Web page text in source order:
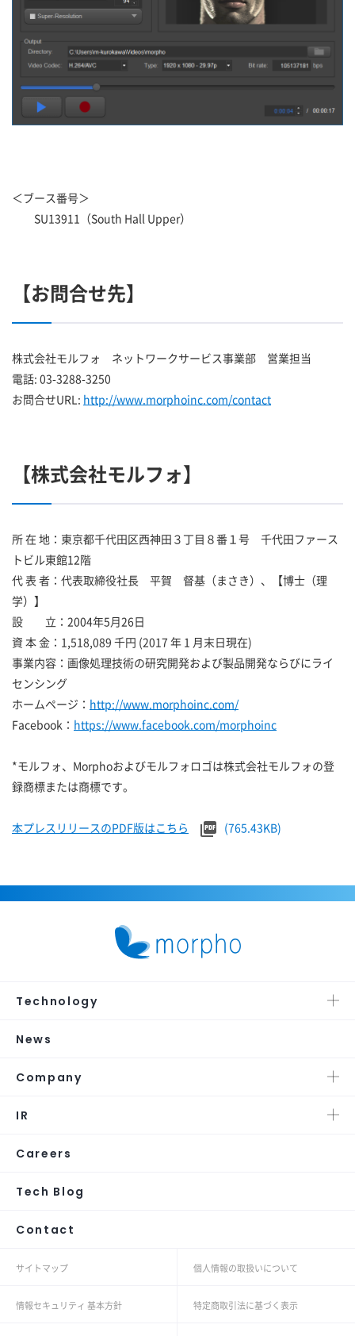
＜ブース番号＞
SU13911（South Hall Upper）
【お問合せ先】
株式会社モルフォ ネットワークサービス事業部 営業担当
電話: 03-3288-3250
お問合せURL: http://www.morphoinc.com/contact
【株式会社モルフォ】
所 在 地：東京都千代田区西神田３丁目８番１号 千代田ファース
トビル東館12階
代 表 者：代表取締役社長 平賀 督基（まさき）、【博士（理
学）】
設 立：2004年5月26日
資 本 金：1,518,089 千円 (2017 年 1 月末日現在)
事業内容：画像処理技術の研究開発および製品開発ならびにライ
センシング
ホームページ： http://www.morphoinc.com/
Facebook： https://www.facebook.com/morphoinc
*モルフォ、Morphoおよびモルフォロゴは株式会社モルフォの登
録商標または商標です。
本プレスリリースのPDF版はこちら (765.43KB)
Technology
News
Company
IR
Careers
Tech Blog
Contact
サイトマップ 個人情報の取扱いについて
情報セキュリティ 基本方針 特定商取引法に基づく表示